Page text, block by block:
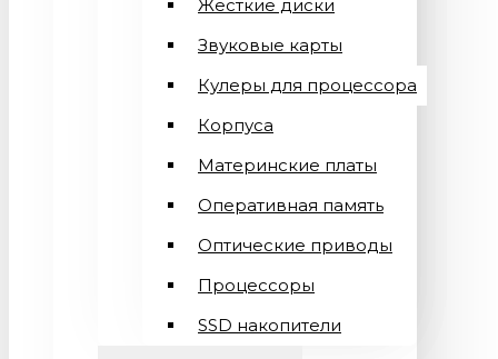
Жесткие диски
Звуковые карты
Кулеры для процессора
Корпуса
Материнские платы
Оперативная память
Оптические приводы
Процессоры
SSD накопители